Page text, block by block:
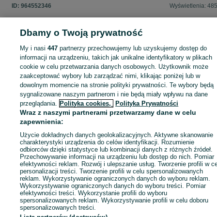
i strony internetowej czy social mediów.
sksystem.eu
facebook.com/profile.php?id=100091224785700
INSTAGRAM:
instagram.com/sksystem.eu/
ID: 964552346 Wyświetlenia:
Zaloguj się lub załóż konto na OLX, aby skontaktować się z
sprzedającym
Zaloguj się / Załóż konto
Zadzwoń / SMS Wyślij wiadomość
Dbamy o Twoją prywatność
My i nasi447 partnerzy przechowujemy lub uzyskujemy dostęp do
informacji na urządzeniu, takich jak unikalne identyfikatory w plikach
cookie w celu przetwarzania danych osobowych. Użytkownik może
zaakceptować wybory lub zarządzać nimi, klikając poniżej lub w
dowolnym momencie na stronie polityki prywatności. Te wybory będą
sygnalizowane naszym partnerom i nie będą miały wpływu na dane
przeglądania. Polityka cookies, Polityka Prywatności
Wraz z naszymi partnerami przetwarzamy dane w celu
zapewnienia:
Użycie dokładnych danych geolokalizacyjnych. Aktywne skanowanie
charakterystyki urządzenia do celów identyfikacji. Rozumienie
odbiorców dzięki statystyce lub kombinacji danych z różnych źródeł.
Przechowywanie informacji na urządzeniu lub dostęp do nich. Pomiar
efektywności reklam. Rozwój i ulepszanie usług. Tworzenie profili w
personalizacji treści. Tworzenie profili w celu spersonalizowanych
reklam. Wykorzystywanie ograniczonych danych do wyboru reklam.
Wykorzystywanie ograniczonych danych do wyboru treści. Pomiar
efektywności treści. Wykorzystanie profili do wyboru
spersonalizowanych reklam. Wykorzystywanie profili w celu doboru
spersonalizowanych treści.